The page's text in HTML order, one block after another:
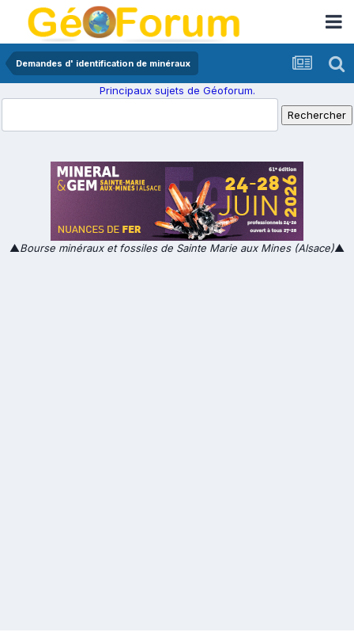
Demandes d' identification de minéraux
Principaux sujets de Géoforum.
▲Bourse minéraux et fossiles de Sainte Marie aux Mines (Alsace)▲